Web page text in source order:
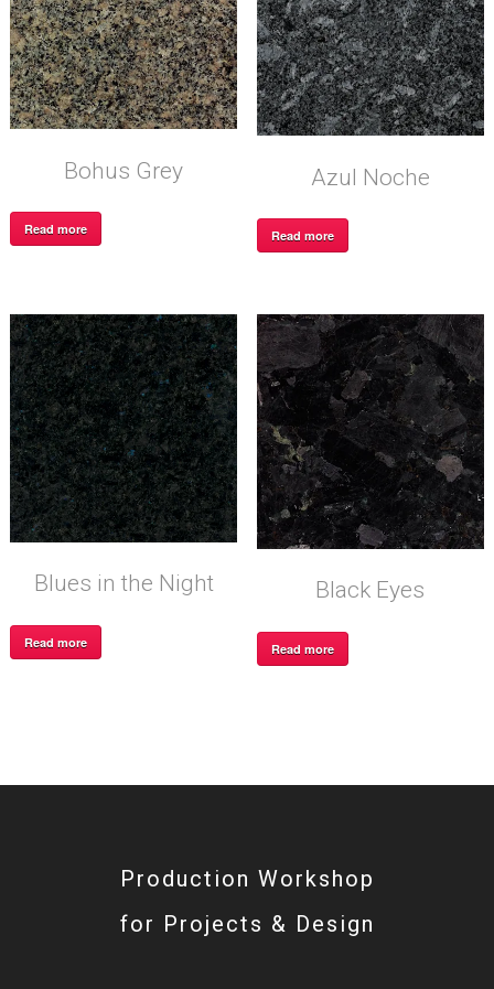
Bohus Grey
Read more
Azul Noche
Read more
Blues in the Night
Read more
Black Eyes
Read more
Production Workshop
for Projects & Design